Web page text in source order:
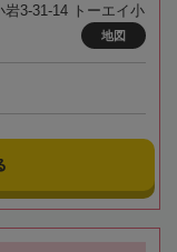
3-31-14 トーエイ小
地図